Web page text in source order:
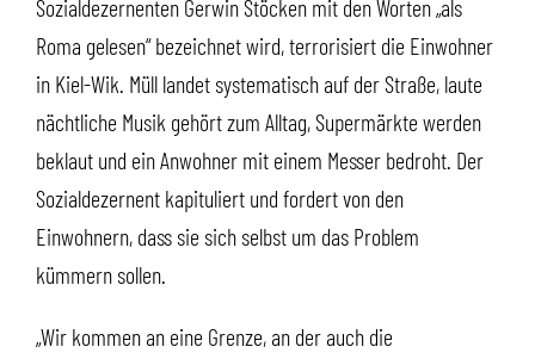
Sozialdezernenten Gerwin Stöcken mit den Worten „als
Roma gelesen“ bezeichnet wird, terrorisiert die Einwohner
in Kiel-Wik. Müll landet systematisch auf der Straße, laute
nächtliche Musik gehört zum Alltag, Supermärkte werden
beklaut und ein Anwohner mit einem Messer bedroht. Der
Sozialdezernent kapituliert und fordert von den
Einwohnern, dass sie sich selbst um das Problem
kümmern sollen.
„Wir kommen an eine Grenze, an der auch die